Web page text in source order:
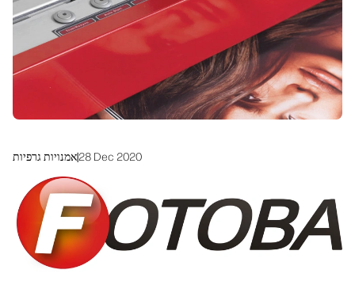
פתרונות זרימת עבודה
קיימות
אמנויות גרפיות|28 Dec 2020